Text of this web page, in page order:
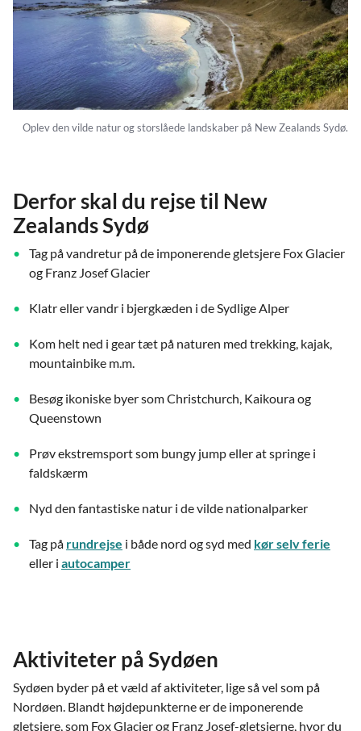
Oplev den vilde natur og storslåede landskaber på New Zealands Sydø.
Derfor skal du rejse til New
Zealands Sydø
Tag på vandretur på de imponerende gletsjere Fox Glacier
og Franz Josef Glacier
Klatr eller vandr i bjergkæden i de Sydlige Alper
Kom helt ned i gear tæt på naturen med trekking, kajak,
mountainbike m.m.
Besøg ikoniske byer som Christchurch, Kaikoura og
Queenstown
Prøv ekstremsport som bungy jump eller at springe i
faldskærm
Nyd den fantastiske natur i de vilde nationalparker
Tag på rundrejse i både nord og syd med kør selv ferie
eller i autocamper
Aktiviteter på Sydøen
Sydøen byder på et væld af aktiviteter, lige så vel som på
Nordøen. Blandt højdepunkterne er de imponerende
gletsjere, som Fox Glacier og Franz Josef-gletsjerne, hvor du